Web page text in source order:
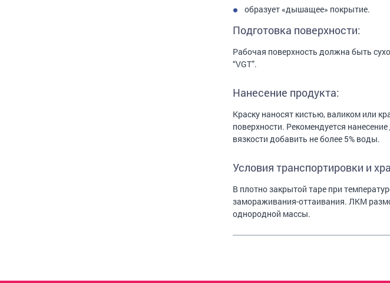
образует «дышащее» покрытие.
Подготовка поверхности:
Рабочая поверхность должна быть
“VGT”.
Нанесение продукта:
Краску наносят кистью, валиком или
поверхности. Рекомендуется
вязкости добавить не более 5% воды.
Условия транспортировки и
В плотно закрытой таре при
замораживания-оттаивания. ЛКМ
однородной массы.